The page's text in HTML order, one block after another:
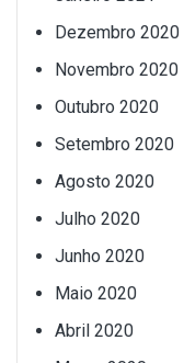
Dezembro 2020
Novembro 2020
Outubro 2020
Setembro 2020
Agosto 2020
Julho 2020
Junho 2020
Maio 2020
Abril 2020